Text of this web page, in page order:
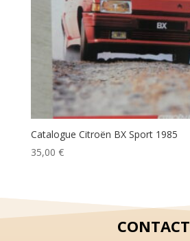
Catalogue Citroën BX Sport 1985
35,00 €
CONTACT